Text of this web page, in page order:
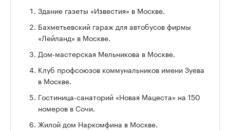
Здание газеты «Известия» в Москве.
Бахметьевский гараж для автобусов фирмы
«Лейланд» в Москве.
Дом-мастерская Мельникова в Москве.
Клуб профсоюзов коммунальников имени Зуева
в Москве.
Гостиница-санаторий «Новая Мацеста» на 150
номеров в Сочи.
Жилой дом Наркомфина в Москве.